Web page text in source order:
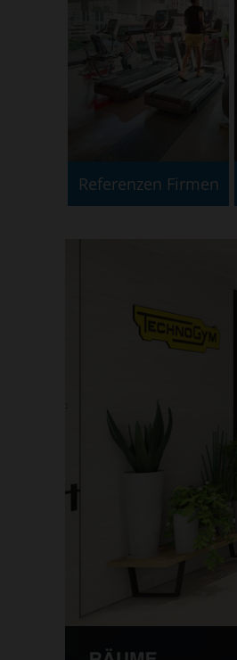
Referenzen Firmen